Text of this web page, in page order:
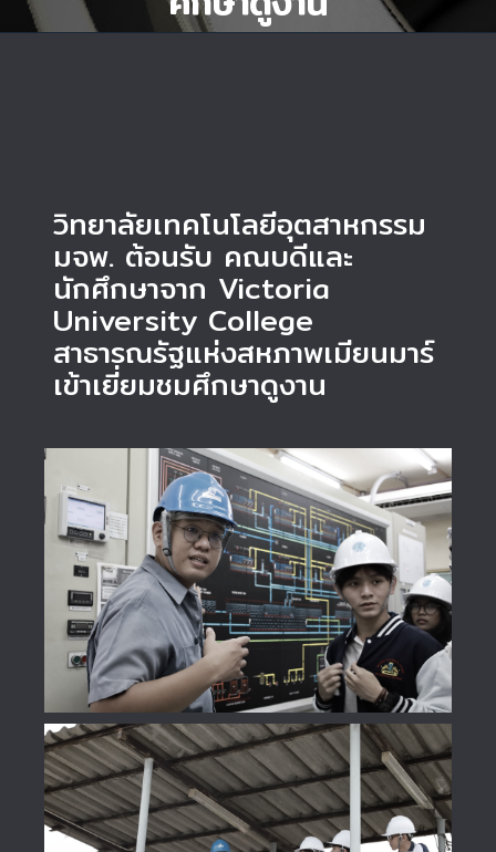
วิทยาลัยเทคโนโลยีอุตสาหกรรม
มจพ. ต้อนรับ คณบดีและ
นักศึกษาจาก Victoria
University College
สาธารณรัฐแห่งสหภาพเมียนมาร์
เข้าเยี่ยมชมศึกษาดูงาน